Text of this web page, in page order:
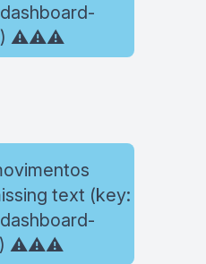
⚠️⚠️⚠️
text (key:
⚠️⚠️⚠️